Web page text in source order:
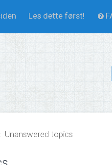
Les dette først!
Unanswered topics